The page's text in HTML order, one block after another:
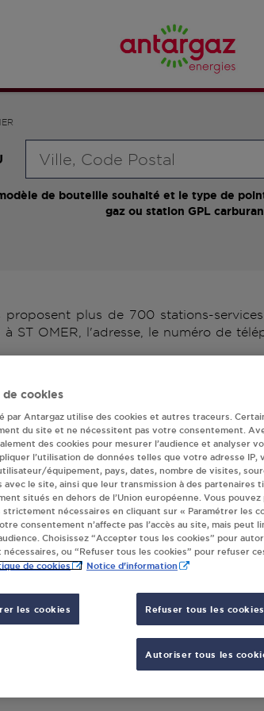
de bouteille souhaité et le type de
gaz ou station GPL
proposent plus de 700 stations-
ST OMER, l'adresse, le numéro de
TOTAL SARL ADIGUZEL ST OMER
DES MADELEINES
ST OMER
S'Y RENDRE
DU HAUT PONT / APPELLER POUR
S'Y RENDRE
de cookies
par Antargaz utilise des cookies et autres traceurs.
du site et ne nécessitent pas votre consentement.
des cookies pour mesurer l’audience et analyser
l’utilisation de données telles que votre adresse IP,
équipement, pays, dates, nombre de visites,
avec le site, ainsi que leur transmission à des partenaires
situés en dehors de l’Union européenne. Vous pouvez
strictement nécessaires en cliquant sur « Paramétrer les
consentement n’affecte pas l’accès au site, mais peut
Choisissez “Accepter tous les cookies” pour
ou “Refuser tous les cookies” pour refuser
de cookies Notice d'information
les cookies Refuser tous les cookies
Autoriser tous les